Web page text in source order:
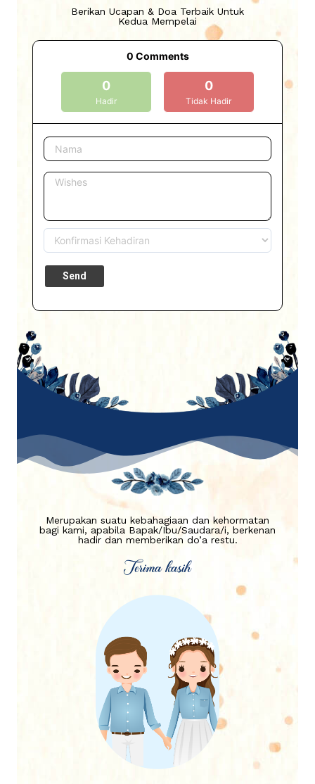
Berikan Ucapan & Doa Terbaik Untuk
Kedua Mempelai
0 Comments
0
Hadir
0
Tidak Hadir
Merupakan suatu kebahagiaan dan kehormatan
bagi kami, apabila Bapak/Ibu/Saudara/i, berkenan
hadir dan memberikan do’a restu.
Terima kasih